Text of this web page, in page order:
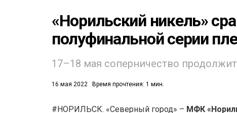
«Норильский никель»
полуфинальной серии
17–18 мая соперничество
16 мая 2022 Время прочтения: 1 мин.
#НОРИЛЬСК. «Северный город» – МФК